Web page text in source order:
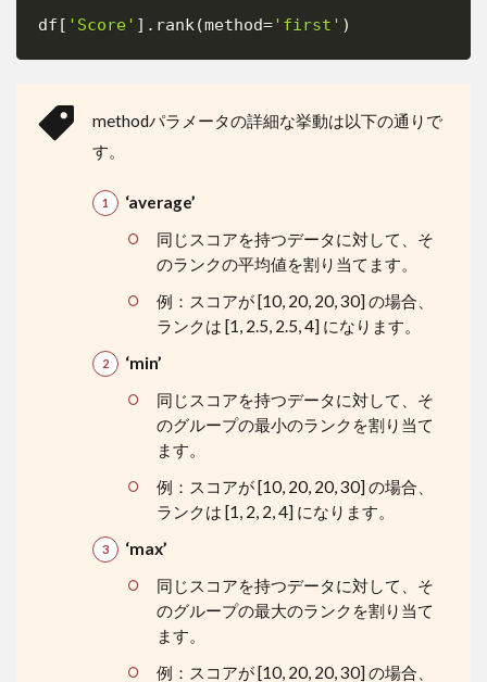
df [ 'Score' ] . rank(method='first' )
methodパラメータの詳細な挙動は以下の通りで
す。
‘average’
同じスコアを持つデータに対して、そ
のランクの平均値を割り当てます。
例：スコアが [10, 20, 20, 30] の場合、
ランクは [1, 2.5, 2.5, 4] になります。
‘min’
同じスコアを持つデータに対して、そ
のグループの最小のランクを割り当て
ます。
例：スコアが [10, 20, 20, 30] の場合、
ランクは [1, 2, 2, 4] になります。
‘max’
同じスコアを持つデータに対して、そ
のグループの最大のランクを割り当て
ます。
例：スコアが [10, 20, 20, 30] の場合、